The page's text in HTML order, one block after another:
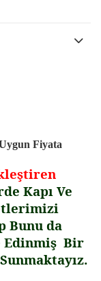
Fiyata
ştiren
Kapı Ve
Bunu da
Edinmiş Bir